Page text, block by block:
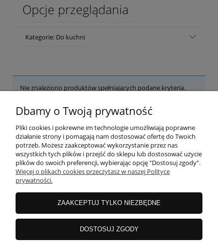
Opcje przeglądania
Kategorie: Do kuchni
Nie znaleziono produktów spełniających podane kryteria.
POMOC
MOJE KONTO
PŁATNOŚCI I DOSTAWA
INFORMACJE
Dbamy o Twoją prywatność
Pliki cookies i pokrewne im technologie umożliwiają poprawne
działanie strony i pomagają nam dostosować ofertę do Twoich
potrzeb. Możesz zaakceptować wykorzystanie przez nas
wszystkich tych plików i przejść do sklepu lub dostosować użycie
plików do swoich preferencji, wybierając opcję "Dostosuj zgody".
Więcej o plikach cookies przeczytasz w naszej Polityce
prywatności.
ZAAKCEPTUJ TYLKO NIEZBĘDNE
DOSTOSUJ ZGODY